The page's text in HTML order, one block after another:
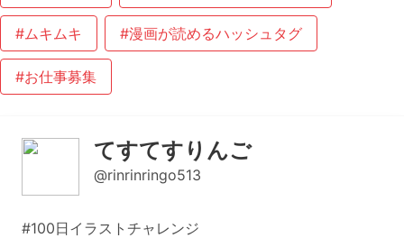
#ムキムキ #漫画が読めるハッシュタグ
#お仕事募集
てすてすりんご
@rinrinringo513
#100日イラストチャレンジ